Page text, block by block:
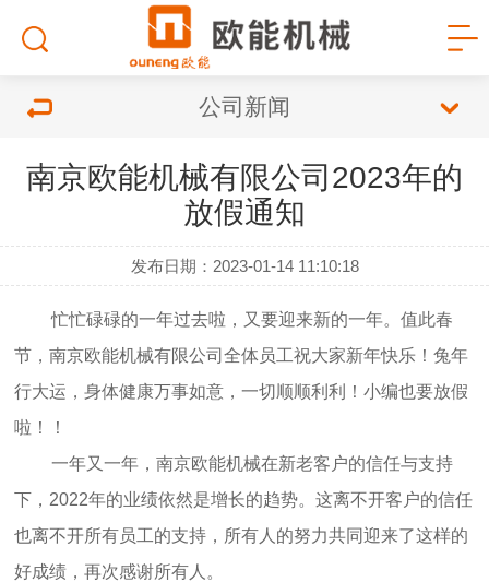
公司新闻
南京欧能机械有限公司2023年的
放假通知
发布日期：2023-01-14 11:10:18
忙忙碌碌的一年过去啦，又要迎来新的一年。值此春
节，南京欧能机械有限公司全体员工祝大家新年快乐！兔年
行大运，身体健康万事如意，一切顺顺利利！小编也要放假
啦！！
一年又一年，南京欧能机械在新老客户的信任与支持
下，2022年的业绩依然是增长的趋势。这离不开客户的信任
也离不开所有员工的支持，所有人的努力共同迎来了这样的
好成绩，再次感谢所有人。